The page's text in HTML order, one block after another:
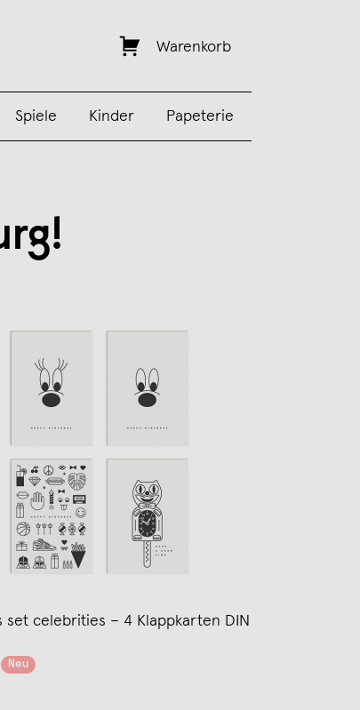
Warenkorb
Spiele Kinder Papeterie
set celebrities – 4 Klappkarten DIN
Neu